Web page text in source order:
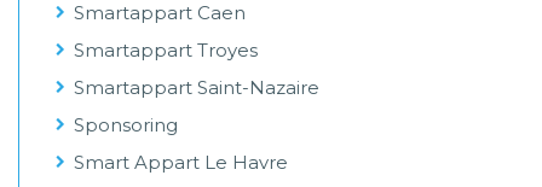
Smartappart Caen
Smartappart Troyes
Smartappart Saint-Nazaire
Sponsoring
Smart Appart Le Havre